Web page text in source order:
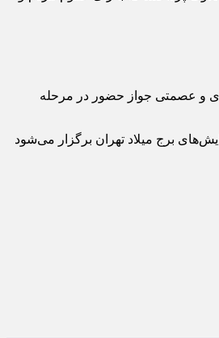
و عصمتی جواز حضور در مرحله
تهران برگزار و منتخبان کشور باید در جشنواره فجر تلاوت که روز ۲۷ دی‌ماه در مرکز همایش‌های برج میلاد تهران برگزار می‌شود